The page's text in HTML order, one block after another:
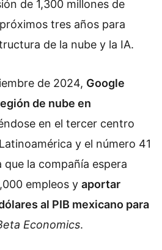
de 1,300 millones de
tres años para
de la nube y la IA.
de 2024, Google
de nube en
en el tercer centro
y el número 41
la compañía espera
empleos y aportar
al PIB mexicano para
Economics.